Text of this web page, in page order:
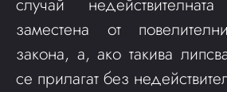
случай
заместена от
закона, а, ако такива
се прилагат без